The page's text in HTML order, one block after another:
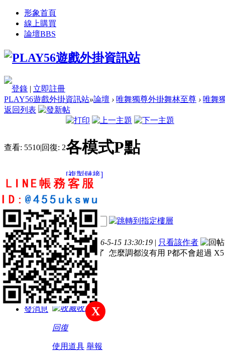
形象首頁
線上購買
論壇BBS
登錄 | 立即註冊
PLAY56遊戲外掛資訊站»論壇 › 唯舞獨尊外掛舞林至尊 › 唯舞
返回列表
查看: 5510|回復: 2各模式P點
[複製鏈接]
as3133783
2
主題
2
帖子
10
積分
新手上路
積分
10
發消息
電梯直達
樓主
發表於 2016-5-15 13:30:19 | 只看該作者
P點越來越低了 怎麼調都沒有用 P都不會超過
收藏
回復
使用道具 舉報
X